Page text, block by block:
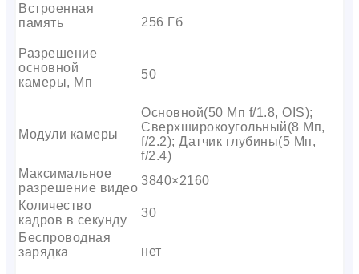
Встроенная
память
256 Гб
Разрешение
основной
камеры, Мп
50
Модули камеры
Основной(50 Мп f/1.8, OIS);
Сверхширокоугольный(8 Мп,
f/2.2); Датчик глубины(5 Мп,
f/2.4)
Максимальное
разрешение видео
3840×2160
Количество
кадров в секунду
30
Беспроводная
зарядка
нет